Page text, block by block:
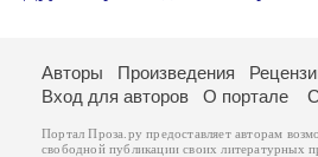
Авторы Произведения
Вход для авторов
О портале
Портал Проза.ру предоставляет авторам
свободной публикации своих литературных